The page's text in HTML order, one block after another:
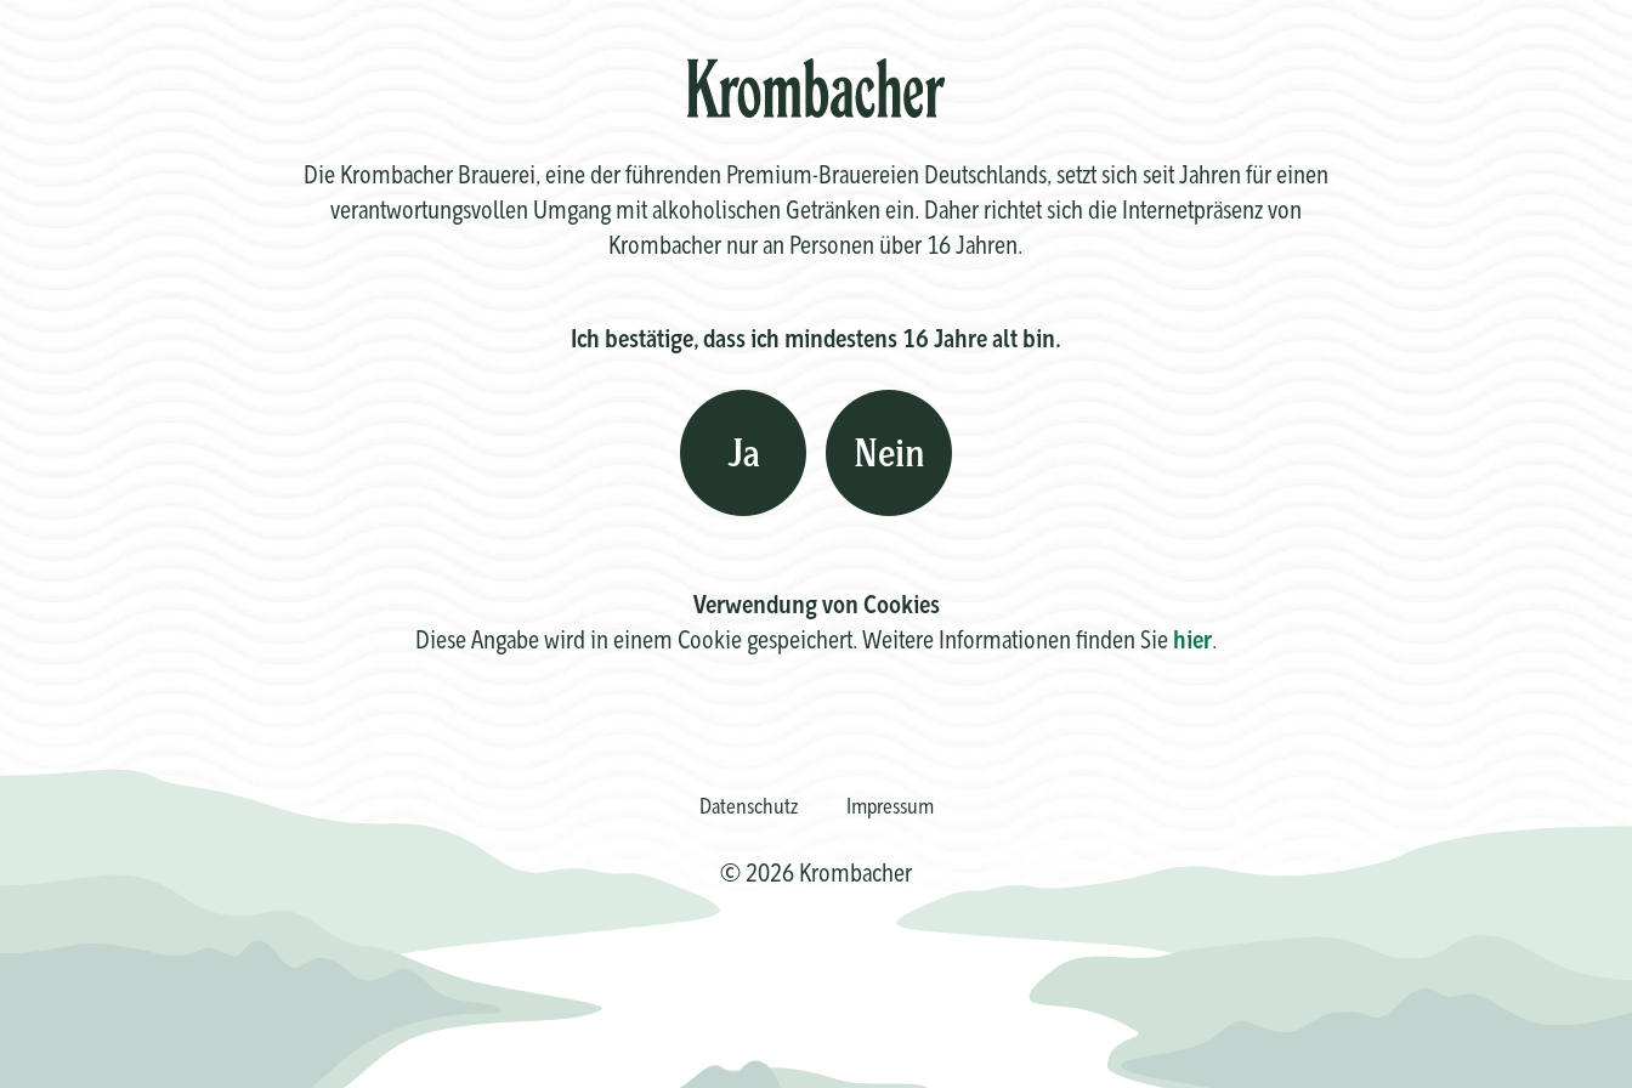
Die Krombacher Brauerei, eine der führenden Premium-Brauereien Deutschlands, setzt sich seit Jahren für einen
verantwortungsvollen Umgang mit alkoholischen Getränken ein. Daher richtet sich die Internetpräsenz von
Krombacher nur an Personen über 16 Jahren.
Ich bestätige, dass ich mindestens 16 Jahre alt bin.
Ja Nein
Verwendung von Cookies
Diese Angabe wird in einem Cookie gespeichert. Weitere Informationen finden Sie hier.
Datenschutz Impressum
© 2026 Krombacher